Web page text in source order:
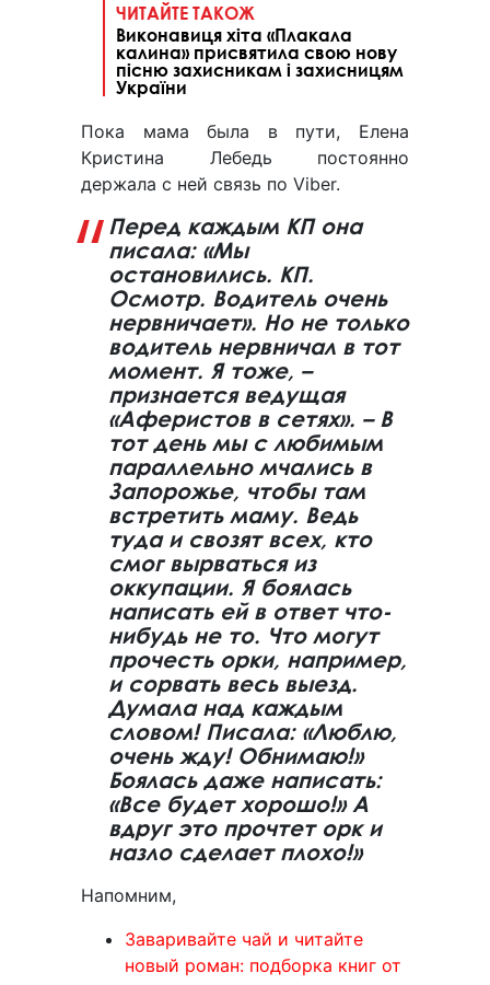
ЧИТАЙТЕ ТАКОЖ
Виконавиця хіта «Плакала
калина» присвятила свою нову
пісню захисникам і захисницям
України
Пока мама была в пути, Елена
Кристина Лебедь постоянно
держала с ней связь по Viber.
Перед каждым КП она
писала: «Мы
остановились. КП.
Осмотр. Водитель очень
нервничает». Но не только
водитель нервничал в тот
момент. Я тоже, –
признается ведущая
«Аферистов в сетях». – В
тот день мы с любимым
параллельно мчались в
Запорожье, чтобы там
встретить маму. Ведь
туда и свозят всех, кто
смог вырваться из
оккупации. Я боялась
написать ей в ответ что-
нибудь не то. Что могут
прочесть орки, например,
и сорвать весь выезд.
Думала над каждым
словом! Писала: «Люблю,
очень жду! Обнимаю!»
Боялась даже написать:
«Все будет хорошо!» А
вдруг это прочтет орк и
назло сделает плохо!»
Напомним,
Заваривайте чай и читайте
новый роман: подборка книг от